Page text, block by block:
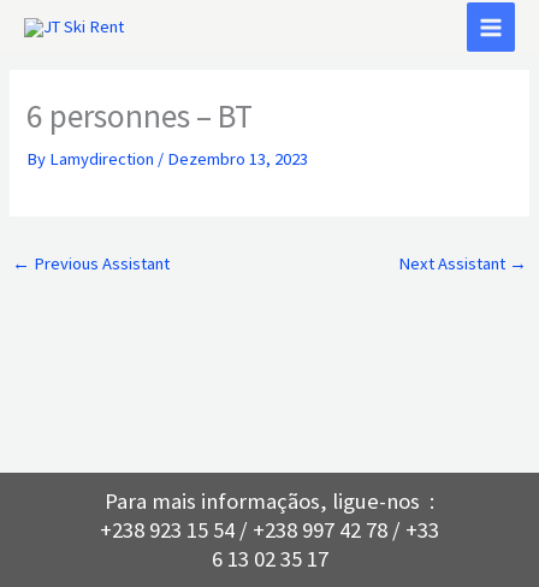
6 personnes – BT
By Lamydirection / Dezembro 13, 2023
← Previous Assistant Next Assistant →
Para mais informaçãos, ligue-nos :
+238 923 15 54 / +238 997 42 78 / +33
6 13 02 35 17